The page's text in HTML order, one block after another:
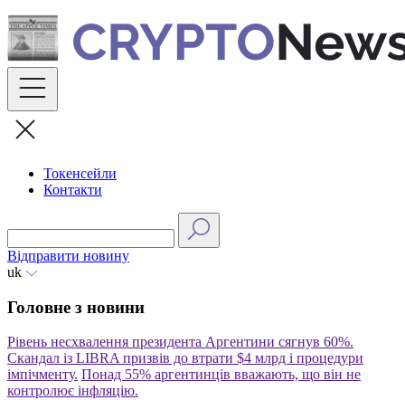
Skip
to
content
Токенсейли
Контакти
Відправити новину
uk
Головне з новини
Рівень несхвалення президента Аргентини сягнув 60%.
Скандал із LIBRA призвів до втрати $4 млрд і процедури
імпічменту. Понад 55% аргентинців вважають, що він не
контролює інфляцію.